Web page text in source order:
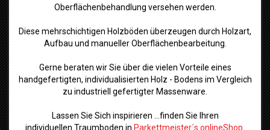
Oberflächenbehandlung versehen werden.
Diese mehrschichtigen Holzböden überzeugen durch Holzart,
Aufbau und manueller Oberflächenbearbeitung.
Gerne beraten wir Sie über die vielen Vorteile eines
handgefertigten, individualisierten Holz - Bodens im Vergleich
zu industriell gefertigter Massenware.
Lassen Sie Sich inspirieren ...finden Sie Ihren
individuellen Traumboden in Parkettmeister´s onlineShop.